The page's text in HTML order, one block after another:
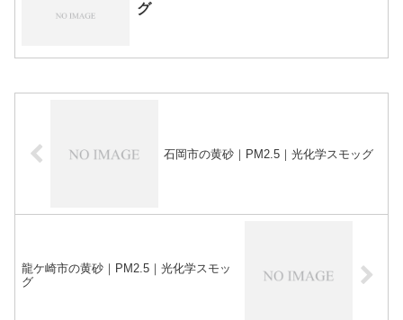
グ
石岡市の黄砂｜PM2.5｜光化学スモッグ
龍ケ崎市の黄砂｜PM2.5｜光化学スモッ
グ